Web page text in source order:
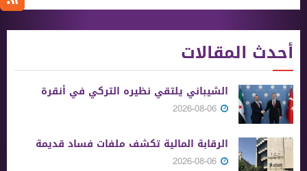
أحدث المقالات
الشيباني يلتقي نظيره التركي في أنقرة
الرقابة المالية تكشف ملفات فساد قديمة